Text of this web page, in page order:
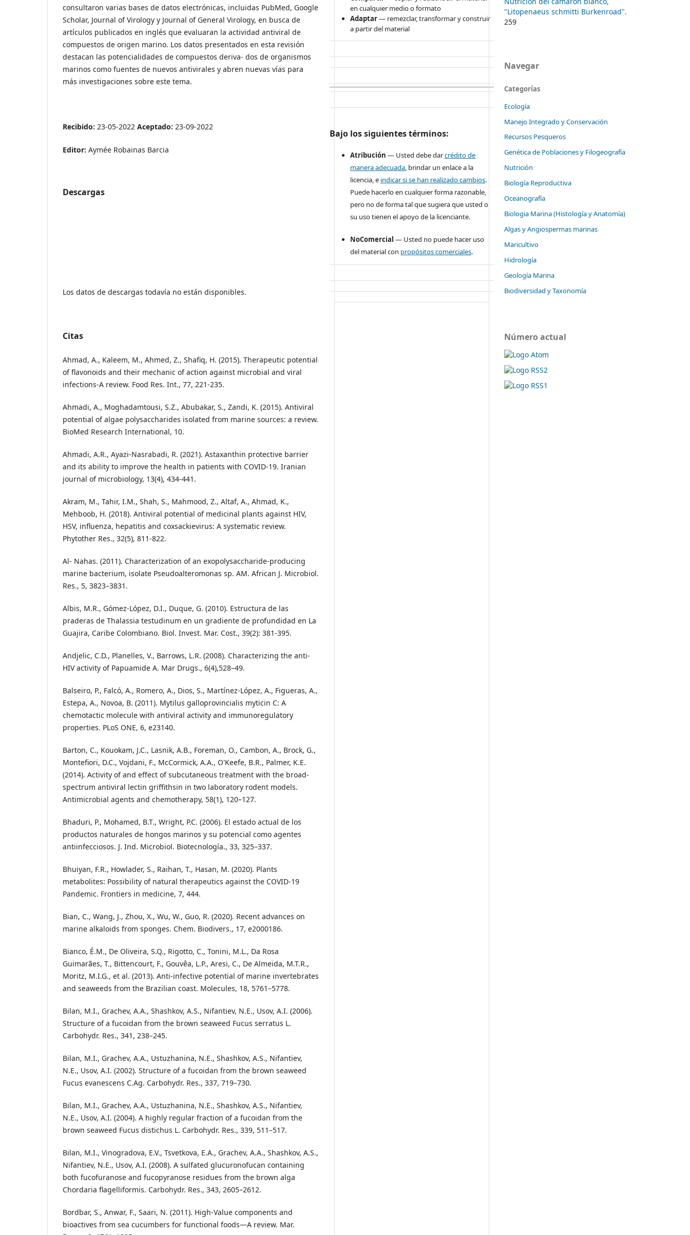
consultaron varias bases de datos electrónicas, incluidas PubMed, Google
Scholar, Journal of Virology y Journal of General Virology, en busca de
artículos publicados en inglés que evaluaran la actividad antiviral de
compuestos de origen marino. Los datos presentados en esta revisión
destacan las potencialidades de compuestos deriva- dos de organismos
marinos como fuentes de nuevos antivirales y abren nuevas vías para
más investigaciones sobre este tema.
Recibido: 23-05-2022 Aceptado: 23-09-2022
Editor: Aymée Robainas Barcia
Descargas
Los datos de descargas todavía no están disponibles.
Citas
Ahmad, A., Kaleem, M., Ahmed, Z., Shafiq, H. (2015). Therapeutic potential
of flavonoids and their mechanic of action against microbial and viral
infections-A review. Food Res. Int., 77, 221-235.
Ahmadi, A., Moghadamtousi, S.Z., Abubakar, S., Zandi, K. (2015). Antiviral
potential of algae polysaccharides isolated from marine sources: a review.
BioMed Research International, 10.
Ahmadi, A.R., Ayazi-Nasrabadi, R. (2021). Astaxanthin protective barrier
and its ability to improve the health in patients with COVID-19. Iranian
journal of microbiology, 13(4), 434-441.
Akram, M., Tahir, I.M., Shah, S., Mahmood, Z., Altaf, A., Ahmad, K.,
Mehboob, H. (2018). Antiviral potential of medicinal plants against HIV,
HSV, influenza, hepatitis and coxsackievirus: A systematic review.
Phytother Res., 32(5), 811-822.
Al- Nahas. (2011). Characterization of an exopolysaccharide-producing
marine bacterium, isolate Pseudoalteromonas sp. AM. African J. Microbiol.
Res., 5, 3823–3831.
Albis, M.R., Gómez-López, D.I., Duque, G. (2010). Estructura de las
praderas de Thalassia testudinum en un gradiente de profundidad en La
Guajira, Caribe Colombiano. Biol. Invest. Mar. Cost., 39(2): 381-395.
Andjelic, C.D., Planelles, V., Barrows, L.R. (2008). Characterizing the anti-
HIV activity of Papuamide A. Mar Drugs., 6(4),528–49.
Balseiro, P., Falcó, A., Romero, A., Dios, S., Martínez-López, A., Figueras, A.,
Estepa, A., Novoa, B. (2011). Mytilus galloprovincialis myticin C: A
chemotactic molecule with antiviral activity and immunoregulatory
properties. PLoS ONE, 6, e23140.
Barton, C., Kouokam, J.C., Lasnik, A.B., Foreman, O., Cambon, A., Brock, G.,
Montefiori, D.C., Vojdani, F., McCormick, A.A., O'Keefe, B.R., Palmer, K.E.
(2014). Activity of and effect of subcutaneous treatment with the broad-
spectrum antiviral lectin griffithsin in two laboratory rodent models.
Antimicrobial agents and chemotherapy, 58(1), 120–127.
Bhaduri, P., Mohamed, B.T., Wright, P.C. (2006). El estado actual de los
productos naturales de hongos marinos y su potencial como agentes
antiinfecciosos. J. Ind. Microbiol. Biotecnología., 33, 325–337.
Bhuiyan, F.R., Howlader, S., Raihan, T., Hasan, M. (2020). Plants
metabolites: Possibility of natural therapeutics against the COVID-19
Pandemic. Frontiers in medicine, 7, 444.
Bian, C., Wang, J., Zhou, X., Wu, W., Guo, R. (2020). Recent advances on
marine alkaloids from sponges. Chem. Biodivers., 17, e2000186.
Bianco, É.M., De Oliveira, S.Q., Rigotto, C., Tonini, M.L., Da Rosa
Guimarães, T., Bittencourt, F., Gouvêa, L.P., Aresi, C., De Almeida, M.T.R.,
Moritz, M.I.G., et al. (2013). Anti-infective potential of marine invertebrates
and seaweeds from the Brazilian coast. Molecules, 18, 5761–5778.
Bilan, M.I., Grachev, A.A., Shashkov, A.S., Nifantiev, N.E., Usov, A.I. (2006).
Structure of a fucoidan from the brown seaweed Fucus serratus L.
Carbohydr. Res., 341, 238–245.
Bilan, M.I., Grachev, A.A., Ustuzhanina, N.E., Shashkov, A.S., Nifantiev,
N.E., Usov, A.I. (2002). Structure of a fucoidan from the brown seaweed
Fucus evanescens C.Ag. Carbohydr. Res., 337, 719–730.
Bilan, M.I., Grachev, A.A., Ustuzhanina, N.E., Shashkov, A.S., Nifantiev,
N.E., Usov, A.I. (2004). A highly regular fraction of a fucoidan from the
brown seaweed Fucus distichus L. Carbohydr. Res., 339, 511–517.
Bilan, M.I., Vinogradova, E.V., Tsvetkova, E.A., Grachev, A.A., Shashkov, A.S.,
Nifantiev, N.E., Usov, A.I. (2008). A sulfated glucuronofucan containing
both fucofuranose and fucopyranose residues from the brown alga
Chordaria flagelliformis. Carbohydr. Res., 343, 2605–2612.
Bordbar, S., Anwar, F., Saari, N. (2011). High-Value components and
bioactives from sea cucumbers for functional foods—A review. Mar.
en cualquier medio o formato
Adaptar— remezclar, transformar y construir
a partir del material
Bajo los siguientes términos:
Atribución — Usted debe darcrédito de
manera adecuada, brindar un enlace a la
licencia, e indicar si se han realizado cambios.
Puede hacerlo en cualquier forma razonable,
pero no de forma tal que sugiera que usted o
su uso tienen el apoyo de la licenciante.
NoComercial — Usted no puede hacer uso
del material con propósitos comerciales.
"Litopenaeus schmitti Burkenroad".
259
Navegar
Categorías
Ecología
Manejo Integrado y Conservación
Recursos Pesqueros
Genética de Poblaciones y Filogeografía
Nutrición
Biología Reproductiva
Oceanografía
Biologia Marina (Histología y Anatomía)
Algas y Angiospermas marinas
Maricultivo
Hidrología
Geología Marina
Biodiversidad y Taxonomía
Número actual